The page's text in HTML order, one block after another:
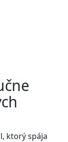
ktorý spája